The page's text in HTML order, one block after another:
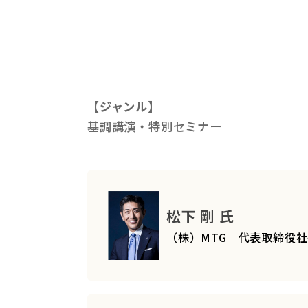
【ジャンル】
基調講演・特別セミナー
松下 剛 氏
（株）MTG 代表取締役